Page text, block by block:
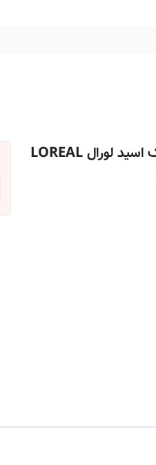
ژل شستشوی هیالورونیک اسید لورال LOREAL